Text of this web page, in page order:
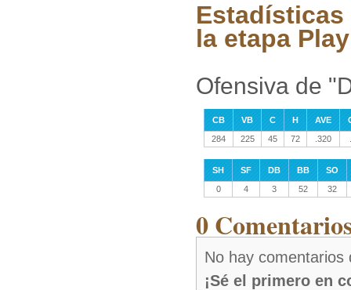
la etapa
Ofensiva de
CB VB C H AVE
284
225 45 72 .320
SH SF DB BB
SO
0
4 3 52 32
0
No hay comentarios
¡Sé el primero en